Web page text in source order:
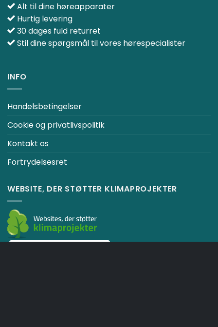
Alt til dine høreapparater
Hurtig levering
30 dages fuld returret
Stil dine spørgsmål til vores hørespecialister
INFO
Handelsbetingelser
Cookie og privatlivspolitik
Kontakt os
Fortrydelsesret
WEBSITE, DER STØTTER KLIMAPROJEKTER